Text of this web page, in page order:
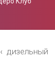
дизельный